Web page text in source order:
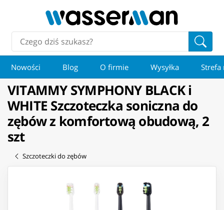
Nowości Blog O firmie Wysyłka Strefa
VITAMMY SYMPHONY BLACK i
WHITE Szczoteczka soniczna do
zębów z komfortową obudową, 2
szt
Szczoteczki do zębów